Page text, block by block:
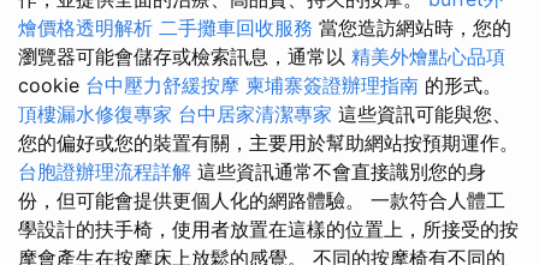
燴價格透明解析 二手攤車回收服務 當您造訪網站時，您的
瀏覽器可能會儲存或檢索訊息，通常以 精美外燴點心品項
cookie 台中壓力舒緩按摩 柬埔寨簽證辦理指南 的形式。
頂樓漏水修復專家 台中居家清潔專家 這些資訊可能與您、
您的偏好或您的裝置有關，主要用於幫助網站按預期運作。
台胞證辦理流程詳解 這些資訊通常不會直接識別您的身
份，但可能會提供更個人化的網路體驗。 一款符合人體工
學設計的扶手椅，使用者放置在這樣的位置上，所接受的按
摩會產生在按摩床上放鬆的感覺。 不同的按摩椅有不同的